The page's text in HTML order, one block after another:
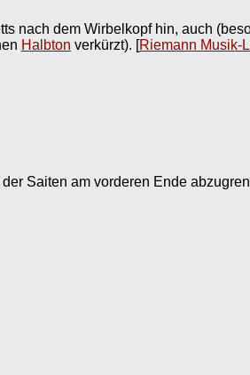
nach dem Wirbelkopf hin, auch
Halbton verkürzt). [Riemann Musik-
Saiten am vorderen Ende